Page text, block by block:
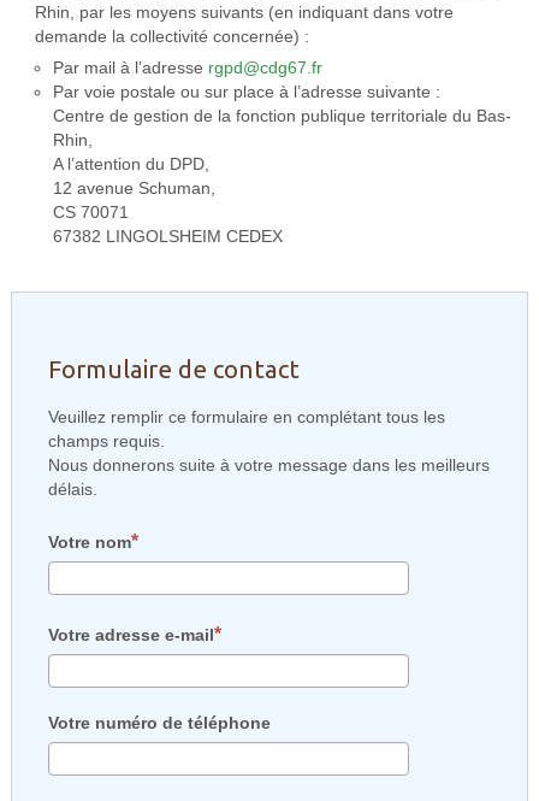
Rhin, par les moyens suivants (en indiquant dans votre
demande la collectivité concernée) :
Par mail à l’adresse rgpd@cdg67.fr
Par voie postale ou sur place à l’adresse suivante :
Centre de gestion de la fonction publique territoriale du Bas-
Rhin,
A l’attention du DPD,
12 avenue Schuman,
CS 70071
67382 LINGOLSHEIM CEDEX
Formulaire de contact
Veuillez remplir ce formulaire en complétant tous les
champs requis.
Nous donnerons suite à votre message dans les meilleurs
délais.
Votre nom
Votre adresse e-mail
Votre numéro de téléphone